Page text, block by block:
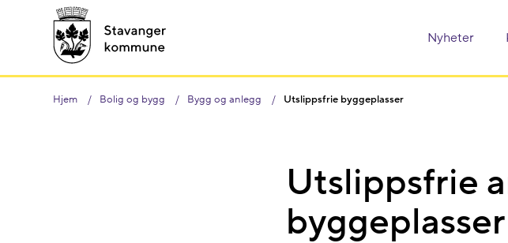
Nyheter
Hjem Bolig og bygg Bygg og anlegg Utslippsfrie byggeplasser
Utslippsfrie